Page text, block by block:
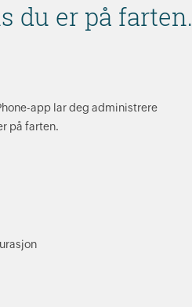
du er på farten.
app lar deg administrere
på farten.